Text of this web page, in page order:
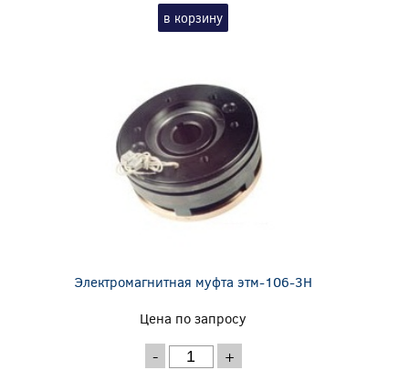
в корзину
Электромагнитная муфта этм-106-3Н
Цена по запросу
- +